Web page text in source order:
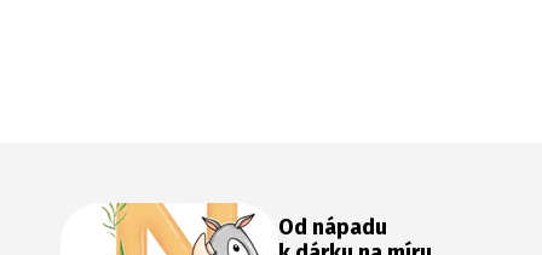
Od nápadu